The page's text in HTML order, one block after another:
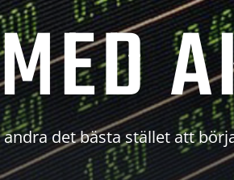
det bästa stället att